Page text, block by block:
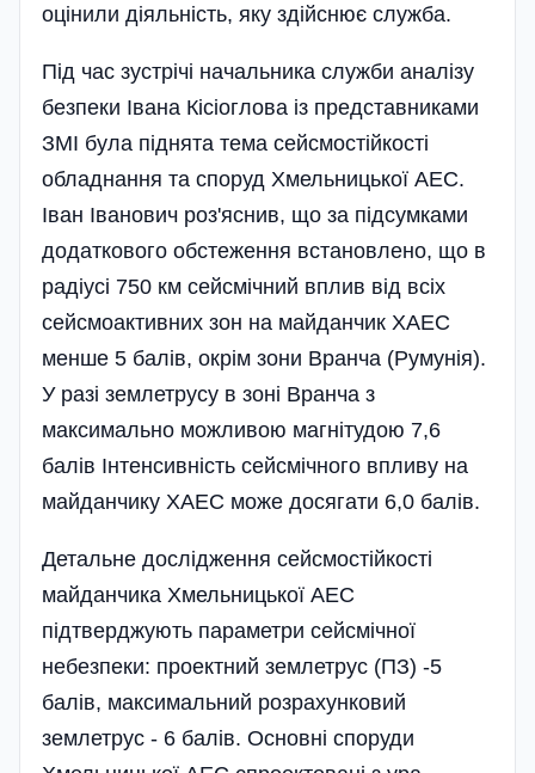
оцінили діяльність, яку здійснює служ­ба.
Під час зустрічі начальника служби аналізу
безпеки Івана Кісіоглова із пред­ставниками
ЗМІ була піднята тема сей­смостійкості
обладнання та споруд Хмельницької АЕС.
Іван Іванович роз'­яснив, що за підсумками
додаткового обстеження встановлено, що в
радіусі 750 км сейсмічний вплив від всіх
сейс­моактивних зон на майданчик ХАЕС
менше 5 балів, окрім зони Вранча (Ру­мунія).
У разі землетрусу в зоні Вранча з
максимально можливою магнітудою 7,6
балів Інтенсивність сейсмічного впливу на
майданчику ХАЕС може до­сягати 6,0 балів.
Детальне дослідження сейсмостій­кості
майданчика Хмельницької АЕС
підтверджують параметри сейсмічної
небезпеки: проектний землетрус (ПЗ) -5
балів, максимальний розрахунковий
землетрус - 6 балів. Основні споруди